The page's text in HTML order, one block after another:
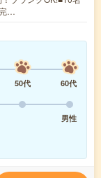
…
50代
60代
男性